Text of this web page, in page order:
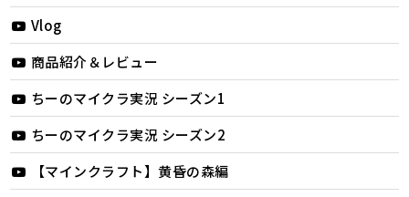
Vlog
商品紹介＆レビュー
ちーのマイクラ実況 シーズン1
ちーのマイクラ実況 シーズン2
【マインクラフト】黄昏の森編